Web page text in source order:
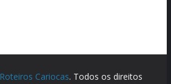
Roteiros Cariocas. Todos os direitos